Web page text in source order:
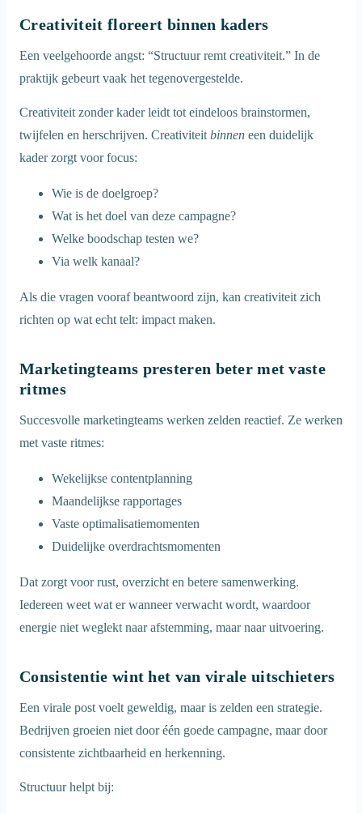
Creativiteit floreert binnen kaders
Een veelgehoorde angst: “Structuur remt creativiteit.” In de
praktijk gebeurt vaak het tegenovergestelde.
Creativiteit zonder kader leidt tot eindeloos brainstormen,
twijfelen en herschrijven. Creativiteit binnen een duidelijk
kader zorgt voor focus:
Wie is de doelgroep?
Wat is het doel van deze campagne?
Welke boodschap testen we?
Via welk kanaal?
Als die vragen vooraf beantwoord zijn, kan creativiteit zich
richten op wat echt telt: impact maken.
Marketingteams presteren beter met vaste
ritmes
Succesvolle marketingteams werken zelden reactief. Ze werken
met vaste ritmes:
Wekelijkse contentplanning
Maandelijkse rapportages
Vaste optimalisatiemomenten
Duidelijke overdrachtsmomenten
Dat zorgt voor rust, overzicht en betere samenwerking.
Iedereen weet wat er wanneer verwacht wordt, waardoor
energie niet weglekt naar afstemming, maar naar uitvoering.
Consistentie wint het van virale uitschieters
Een virale post voelt geweldig, maar is zelden een strategie.
Bedrijven groeien niet door één goede campagne, maar door
consistente zichtbaarheid en herkenning.
Structuur helpt bij: